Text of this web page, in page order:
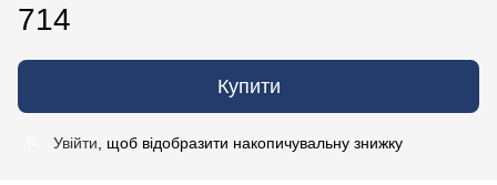
714
Купити
Увійти , щоб відобразити накопичувальну знижку